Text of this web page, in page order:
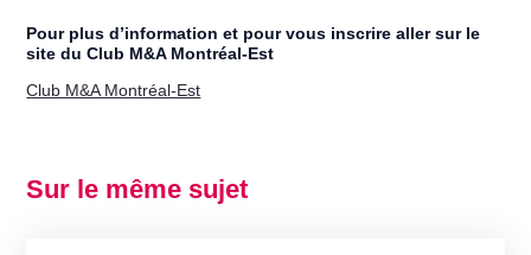
Pour plus d’information et pour vous inscrire aller sur le
site du Club M&A Montréal-Est
Club M&A Montréal-Est
Sur le même sujet